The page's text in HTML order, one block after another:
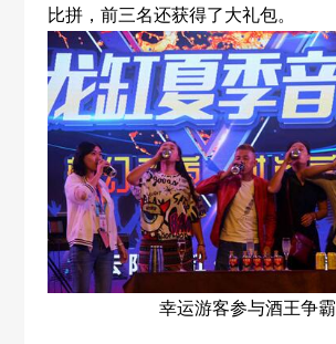
比拼，前三名还获得了大礼包。
幸运游客参与酒王争霸